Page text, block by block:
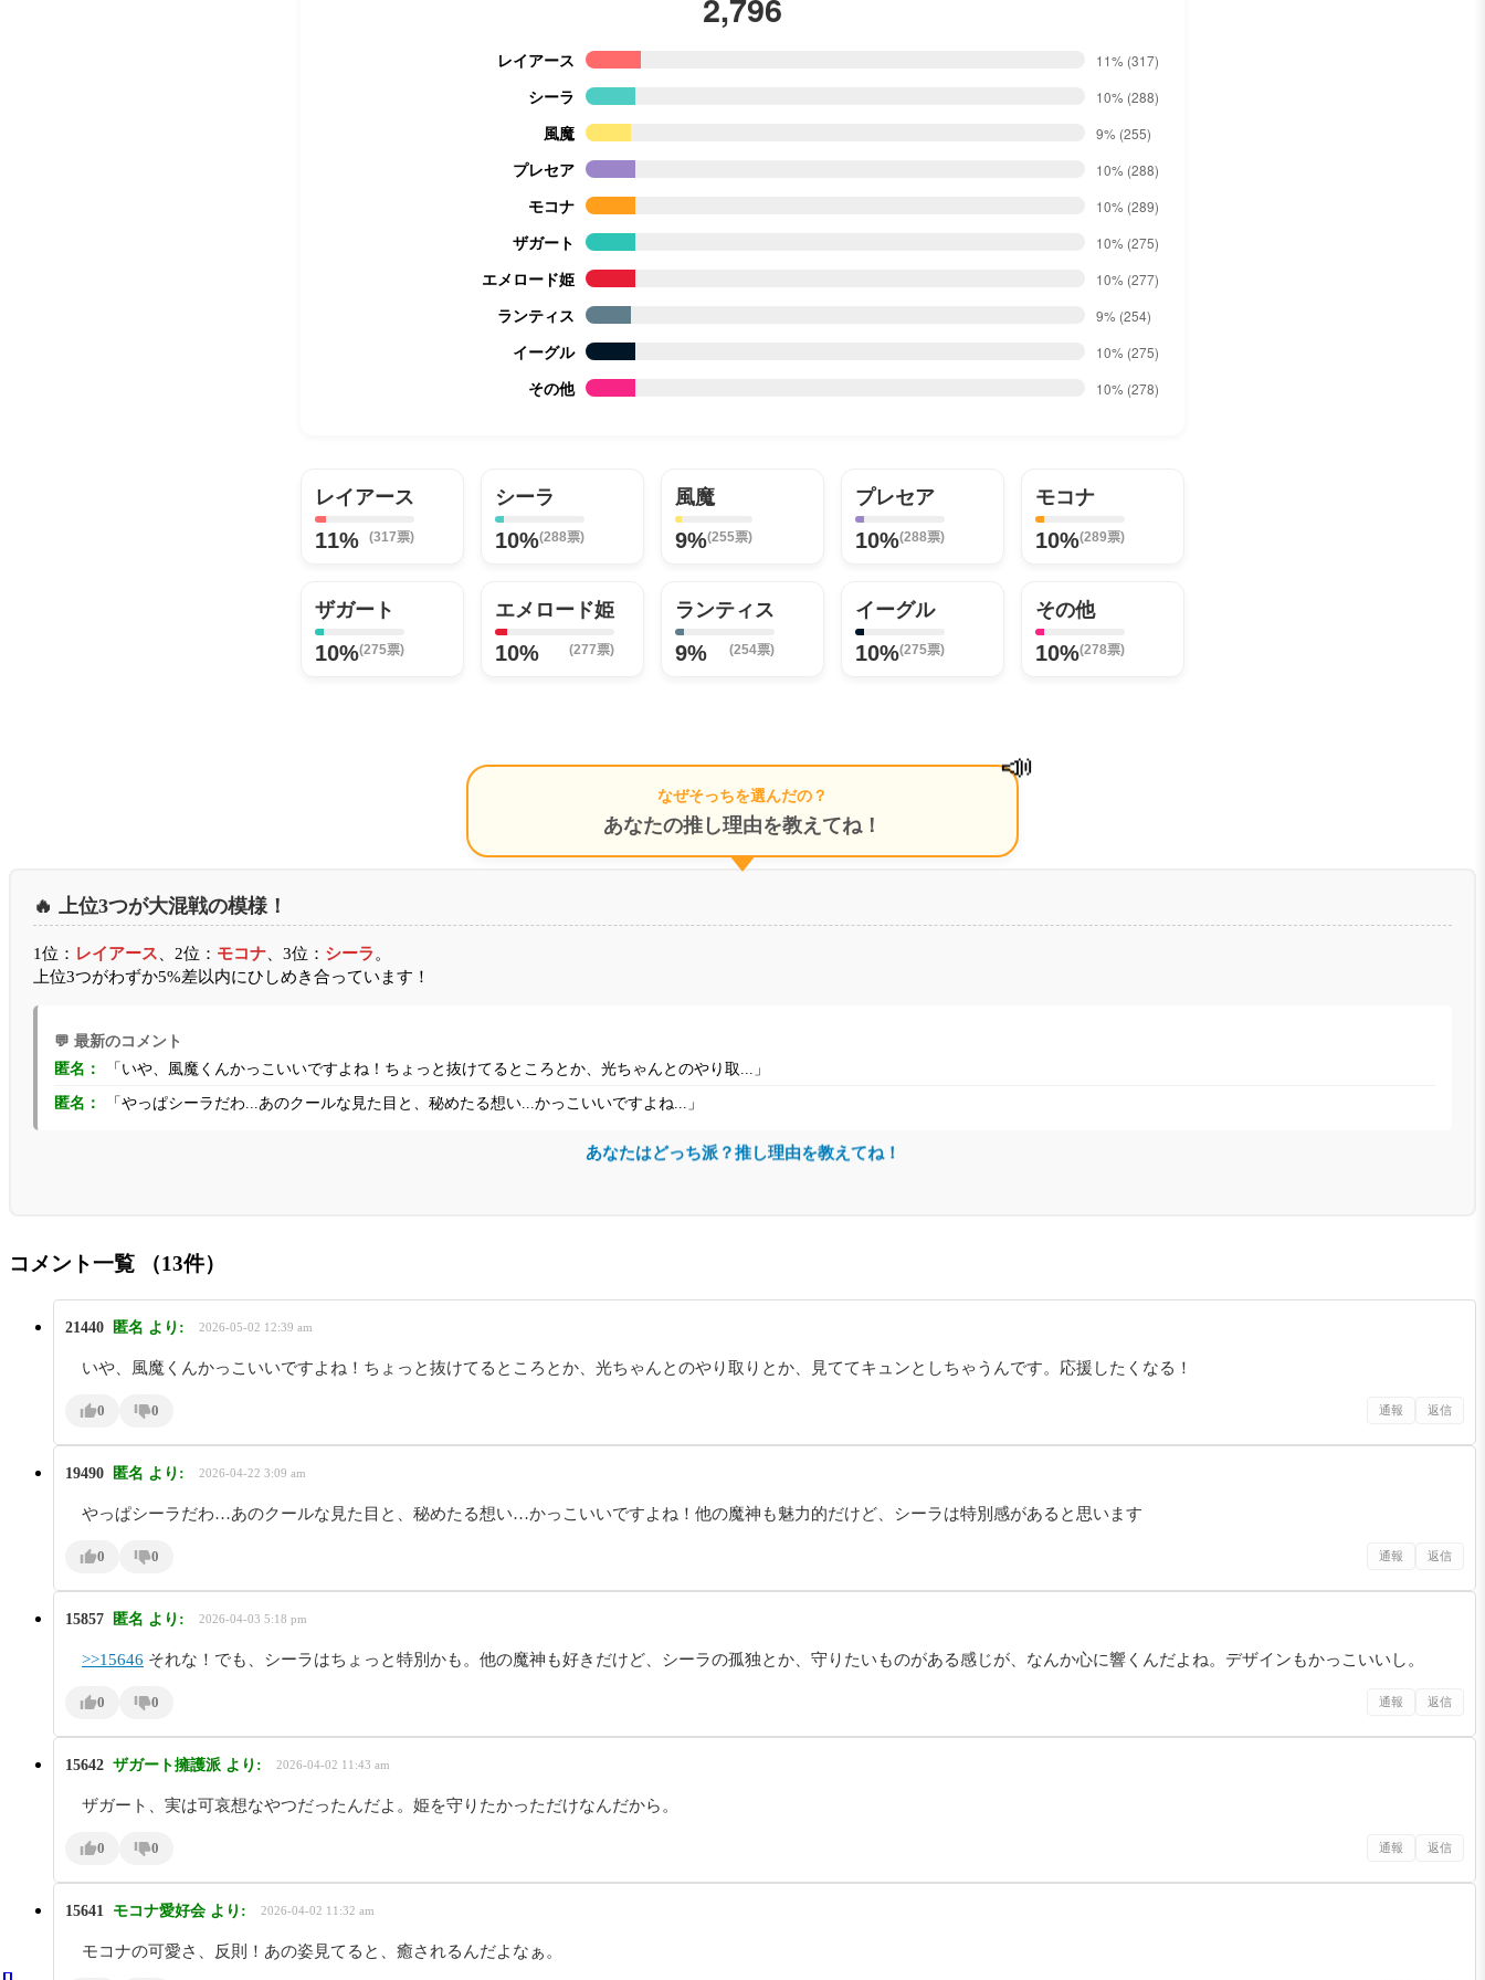
2,796
レイアース 11% (317)
シーラ 10% (288)
風魔 9% (255)
プレセア 10% (288)
モコナ 10% (289)
ザガート 10% (275)
エメロード姫 10% (277)
ランティス 9% (254)
イーグル 10% (275)
その他 10% (278)
レイアース
11% (317票)
シーラ
10%(288票)
風魔
9%(255票)
プレセア
10%(288票)
モコナ
10%(289票)
ザガート
10%(275票)
エメロード姫
10% (277票)
ランティス
9% (254票)
イーグル
10%(275票)
その他
10%(278票)
なぜそっちを選んだの？
あなたの推し理由を教えてね！
📣
🔥 上位3つが大混戦の模様！
1位： レイアース 、2位： モコナ 、3位： シーラ。
上位3つがわずか5%差以内にひしめき合っています！
💬 最新のコメント
匿名：
「いや、風魔くんかっこいいですよね！ちょっと抜けてるところとか、光ちゃんとのやり取...」
匿名： 「やっぱシーラだわ...あのクールな見た目と、秘めたる想い...かっこいいですよね...」
あなたはどっち派？推し理由を教えてね！
コメント一覧 （13件）
21440 匿名 より: 2026-05-02 12:39 am
いや、風魔くんかっこいいですよね！ちょっと抜けてるところとか、光ちゃんとのやり取りとか、見ててキュンとしちゃうんです。応援したくなる！
0 0 通報 返信
19490 匿名 より: 2026-04-22 3:09 am
やっぱシーラだわ…あのクールな見た目と、秘めたる想い…かっこいいですよね！他の魔神も魅力的だけど、シーラは特別感があると思います
0 0 通報 返信
15857 匿名 より: 2026-04-03 5:18 pm
>>15646 それな！でも、シーラはちょっと特別かも。他の魔神も好きだけど、シーラの孤独とか、守りたいものがある感じが、なんか心に響くんだよね。デザインもかっこいいし。
0 0 通報 返信
15642 ザガート擁護派 より: 2026-04-02 11:43 am
ザガート、実は可哀想なやつだったんだよ。姫を守りたかっただけなんだから。
0 0 通報 返信
15641 モコナ愛好会 より: 2026-04-02 11:32 am
モコナの可愛さ、反則！あの姿見てると、癒されるんだよなぁ。